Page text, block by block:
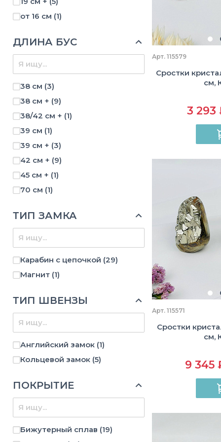
65-70 мм(2)
6х7 см(2)
6х8 см
6х9 см(1)
70-75 мм(1)
70-80 мм(1)
7х7 см(1)
80-90 мм(1)
85-95 мм(1)
8х9 см (1)
90-100 мм
от 16 см (1)
ДЛИНА БУС
38 см (3)
38 см + (9)
38/42 см + (1)
39 см (1)
39 см + (3)
42 см + (9)
45 см + (1)
70 см (1)
ТИП ЗАМКА
Карабин с цепочкой (29)
Магнит (1)
ТИП ШВЕНЗЫ
Английский замок (1)
Кольцевой замок (5)
ПОКРЫТИЕ
Бижутерный сплав (19)
Арт. 115579
Сростки
см,
3 293
Арт. 115571
Сростки
см,
9 345